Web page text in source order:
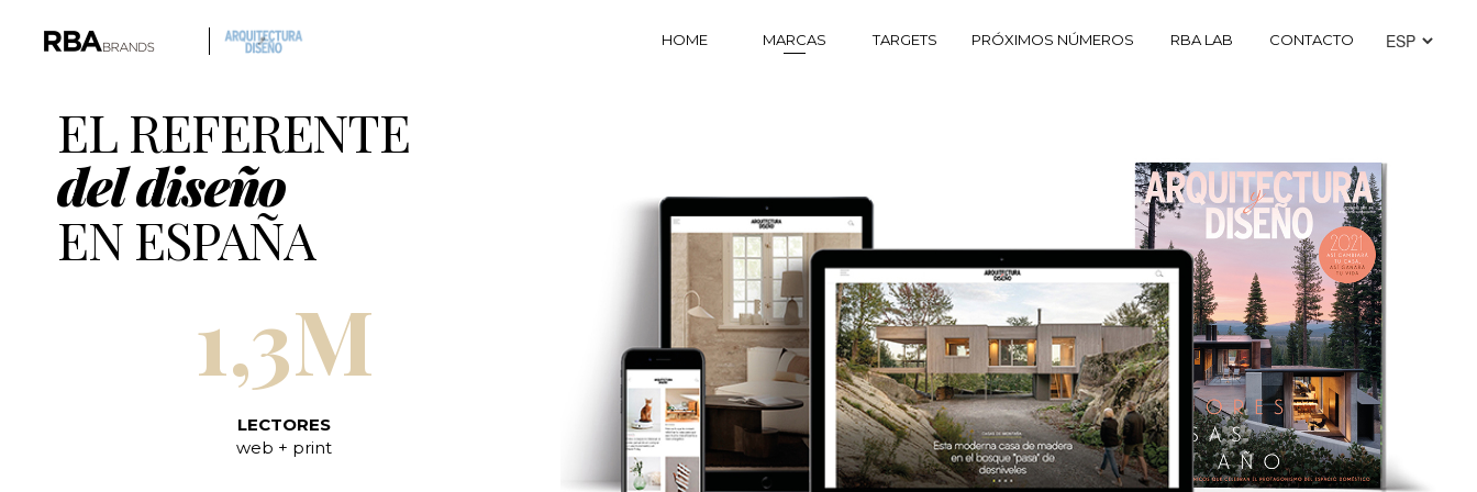
HOME MARCAS TARGETS PRÓXIMOS NÚMEROS RBA LAB CONTACTO
EL REFERENTE
del diseño
EN ESPAÑA
1,3M
LECTORES
web + print